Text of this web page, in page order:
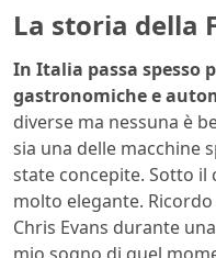
La storia della
In Italia passa spesso
gastronomiche e
diverse ma nessuna è
sia una delle macchine
state concepite. Sotto il
molto elegante.
Chris Evans durante